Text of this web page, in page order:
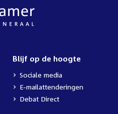
Blijf op de hoogte
Sociale media
E-mailattenderingen
Debat Direct